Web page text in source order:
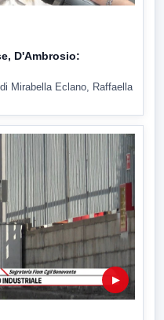
D'Ambrosio:
Mirabella Eclano, Raffaella
▶